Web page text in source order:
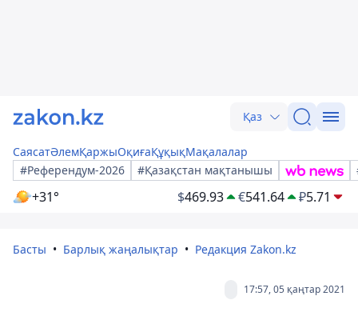
Қаз
СаясатӘлемҚаржыОқиғаҚұқықМақалалар
#Референдум-2026
#Қазақстан мақтанышы
+31° $469.93 €541.64 ₽5.71
Басты Барлық жаңалықтар Редакция Zakon.kz
17:57, 05 қаңтар 2021